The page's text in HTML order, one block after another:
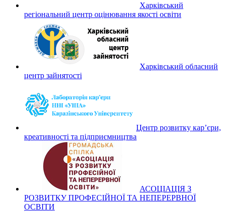
Харківський
регіональний центр оцінювання якості освіти
Харківський обласний
центр зайнятості
Центр розвитку кар’єри,
креативності та підприємництва
АСОЦІАЦІЯ З
РОЗВИТКУ ПРОФЕСІЙНОЇ ТА НЕПЕРЕРВНОЇ
ОСВІТИ